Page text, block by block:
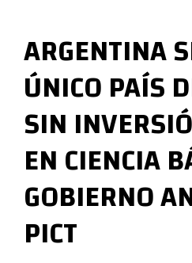
M
e
c
h
a
PERIODISMO
ARGENTINA
ÚNICO PAÍS
SIN
EN CIENCIA
GOBIERNO
PICT